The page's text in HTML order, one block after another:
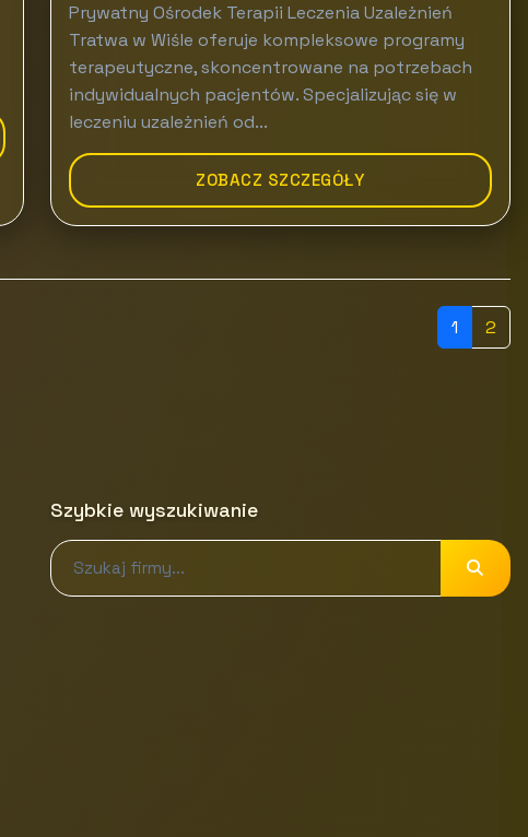
Prywatny Ośrodek Terapii Leczenia Uzależnień
Tratwa w Wiśle oferuje kompleksowe programy
terapeutyczne, skoncentrowane na potrzebach
indywidualnych pacjentów. Specjalizując się w
leczeniu uzależnień od...
ZOBACZ SZCZEGÓŁY
1 2
Szybkie wyszukiwanie